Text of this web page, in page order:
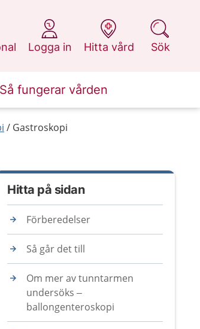
Logga in
på 1177.se
Hitta vård
på 1177.se
Sök
på 1177.se
Så fungerar vården
Gastroskopi
Hitta på sidan
Förberedelser
Så går det till
Om mer av tunntarmen
undersöks –
ballongenteroskopi